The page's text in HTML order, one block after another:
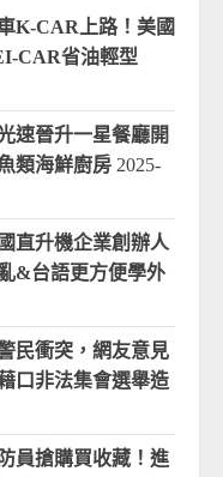
K-CAR上路！美國
CAR省油輕型
速晉升一星餐廳開
類海鮮廚房 2025-
直升機企業創辦人
&台語更方便學外
民衝突，網友意見
口非法集會選舉造
員搶購買收藏！進